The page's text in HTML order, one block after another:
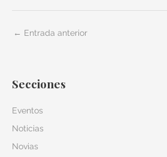
← Entrada anterior
Secciones
Eventos
Noticias
Novias